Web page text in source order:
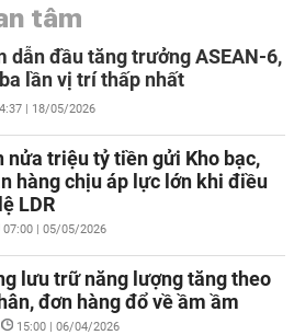
tâm
dẫn đầu tăng trưởng ASEAN-6,
lần vị trí thấp nhất
| 18/05/2026
nửa triệu tỷ tiền gửi Kho bạc,
hàng chịu áp lực lớn khi điều
LDR
07:00 | 05/05/2026
lưu trữ năng lượng tăng theo
đơn hàng đổ về ầm ầm
15:00 | 06/04/2026